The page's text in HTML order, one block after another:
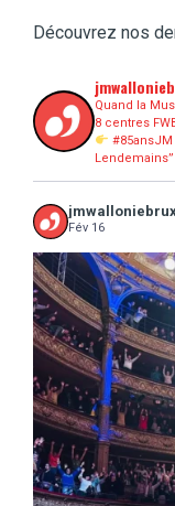
Découvrez nos
Quand la
8 centres
Lendemains”
Fév 16
16